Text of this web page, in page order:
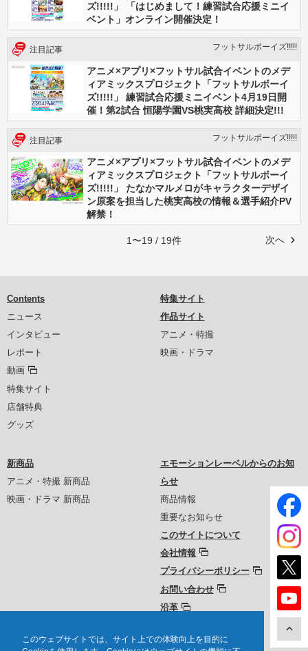
このウェブサイトでは、サイト上での体験向上を目的に
ズ!!!!!」 「はじめまして！練習試合応援ミニイ
ベント」オンライン開催決定！
注目記事 フットサルボーイズ!!!!!
アニメ×アプリ×フットサル試合イベントのメデ
ィアミックスプロジェクト「フットサルボーイ
ズ!!!!!」 練習試合応援ミニイベント4月19日開
催！第2試合 恒陽学園VS桃実高校 詳細決定!!!
注目記事 フットサルボーイズ!!!!!
アニメ×アプリ×フットサル試合イベントのメデ
ィアミックスプロジェクト「フットサルボーイ
ズ!!!!!」 たなかマルメロがキャラクターデザイ
ン原案を担当した桃実高校の情報＆選手紹介PV
解禁！
次へ
1〜19 / 19件
Contents
ニュース
インタビュー
レポート
動画
特集サイト
店舗特典
グッズ
特集サイト
作品サイト
アニメ・特撮
映画・ドラマ
新商品
アニメ・特撮 新商品
映画・ドラマ 新商品
エモーションレーベルからのお知
らせ
商品情報
重要なお知らせ
このサイトについて
会社情報
プライバシーポリシー
お問い合わせ
沿革